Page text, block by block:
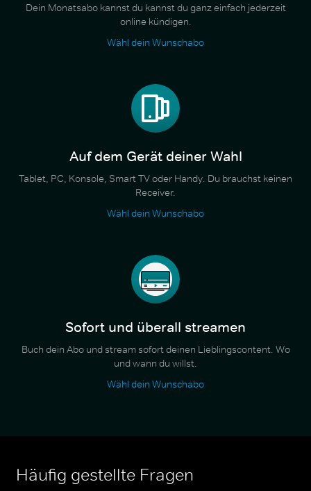
Dein Monatsabo kannst du kannst du ganz einfach jederzeit
online kündigen.
Wähl dein Wunschabo
Auf dem Gerät deiner Wahl
Tablet, PC, Konsole, Smart TV oder Handy. Du brauchst keinen
Receiver.
Wähl dein Wunschabo
Sofort und überall streamen
Buch dein Abo und stream sofort deinen Lieblingscontent. Wo
und wann du willst.
Wähl dein Wunschabo
Häufig gestellte Fragen